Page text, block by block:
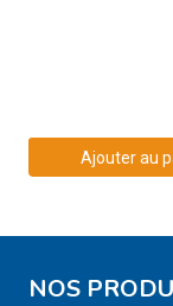
Ajouter au
NOS